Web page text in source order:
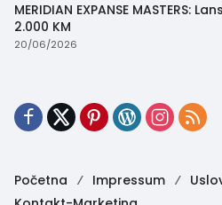
MERIDIAN EXPANSE MASTERS:
2.000 KM
20/06/2026
Početna Impressum